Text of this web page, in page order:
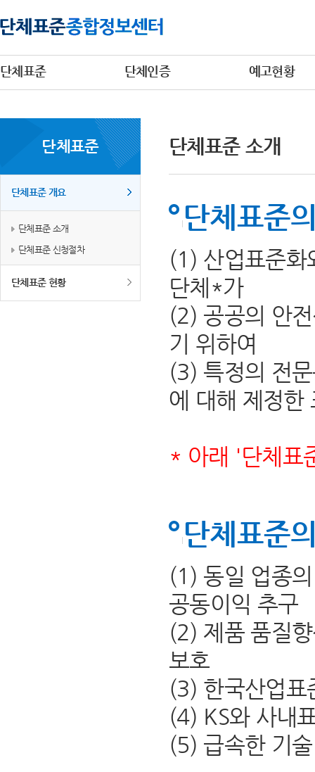
단체표준 단체인증 예고현황
단체표준
단체표준 개요
단체표준 소개
단체표준 신청절차
단체표준 현황
단체표준 소개
단체표준
(1) 산업표준화
단체*가
(2) 공공의 안
기 위하여
(3) 특정의 전문
에 대해 제정한
* 아래 '단체표
단체표준
(1) 동일 업종
공동이익 추구
(2) 제품 품질
보호
(3) 한국산업표
(4) KS와 사내
(5) 급속한 기